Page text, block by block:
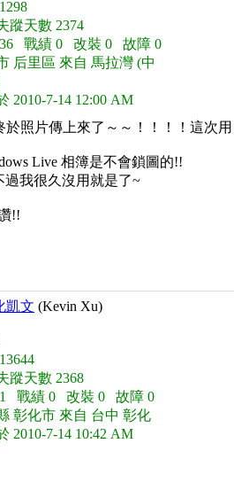
蹤天數 2374
戰績 0 改裝 0 故障 0
后里區 來自 馬拉灣 (中
2010-7-14 12:00 AM
照片傳上來了～～！！！！這次用
Live 相簿是不會鎖圖的!!
過我很久沒用就是了~
!!
凱文 (Kevin Xu)
蹤天數 2368
戰績 0 改裝 0 故障 0
彰化市 來自 台中 彰化
2010-7-14 10:42 AM